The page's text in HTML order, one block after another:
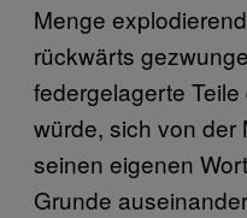
Menge
rückwärts
federgelagerte
würde, sich von der
seinen eigenen
Grunde